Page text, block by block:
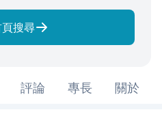
搜尋
評論 專長 關於